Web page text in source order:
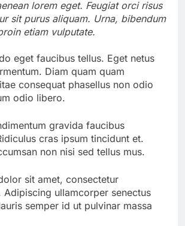
lorem eget. Feugiat orci risus
sit purus aliquam. Urna, bibendum
etiam vulputate.
eget faucibus tellus. Eget netus
Diam quam quam
consequat phasellus non odio
odio libero.
gravida faucibus
cras ipsum tincidunt et.
non nisi sed tellus mus.
sit amet, consectetur
ullamcorper senectus
semper id ut pulvinar massa